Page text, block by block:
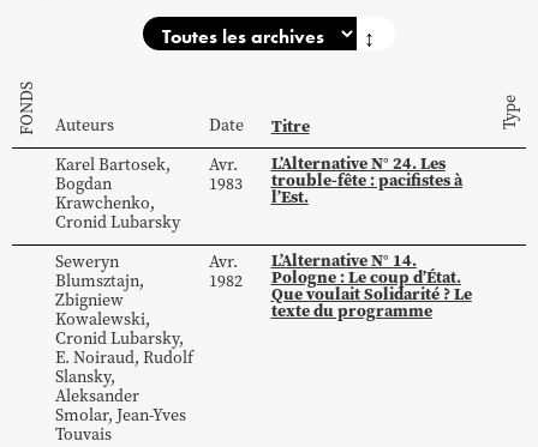
↕
FONDS Auteurs Date Titre Type
KarelBartosek,
Bogdan
Krawchenko,
CronidLubarsky
Avr.
1983
L’Alternative N° 24. Les
trouble-fête : pacifistes à
l’Est.
Seweryn
Blumsztajn,
Zbigniew
Kowalewski,
CronidLubarsky,
E. Noiraud, Rudolf
Slansky,
Aleksander
Smolar, Jean-Yves
Touvais
Avr.
1982
L’Alternative N° 14.
Pologne : Le coup d’État.
Que voulait Solidarité ? Le
texte du programme